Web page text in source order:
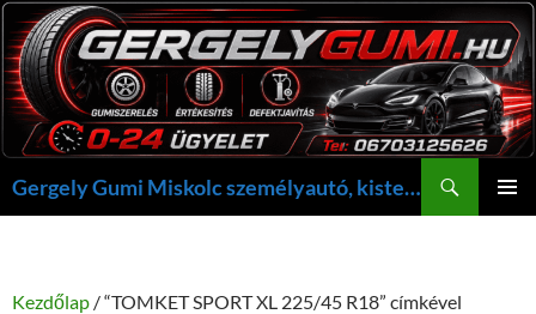
Kilépés
a
tartalomba
Gergely Gumi Miskolc személyautó, kisteherautó gumi szerelés javítás +36703125626 NON-STOP ügyelet, gergelygumi@gergelygumi.hu
Kezdőlap / “TOMKET SPORT XL 225/45 R18” címkével